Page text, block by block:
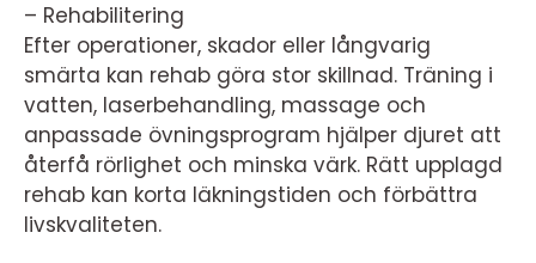
– Rehabilitering
Efter operationer, skador eller långvarig
smärta kan rehab göra stor skillnad. Träning i
vatten, laserbehandling, massage och
anpassade övningsprogram hjälper djuret att
återfå rörlighet och minska värk. Rätt upplagd
rehab kan korta läkningstiden och förbättra
livskvaliteten.